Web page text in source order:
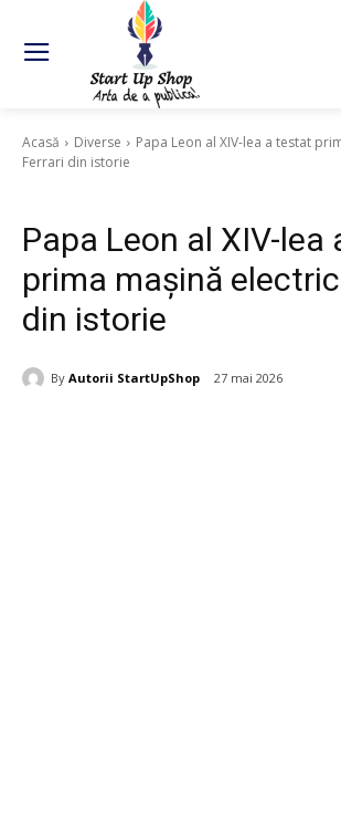
Acasă Diverse
Papa Leon al XIV-lea a testat
Ferrari din istorie
Papa Leon al XIV-lea
prima mașină
din istorie
By Autorii StartUpShop 27 mai 2026